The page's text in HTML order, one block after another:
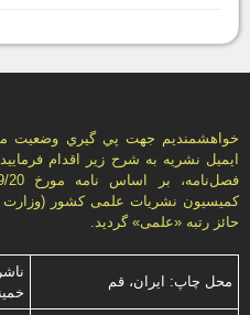
خواهشمنديم جهت پي گيري وضعيت
ايميل نشريه به شرح زير اقدام
حائز رتبه «علمی» گرديد.
محل چاپ: ایران، قم